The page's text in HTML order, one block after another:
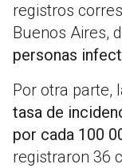
registros
Buenos Aires,
personas
Por otra parte,
tasa de
por cada 100
registraron 36